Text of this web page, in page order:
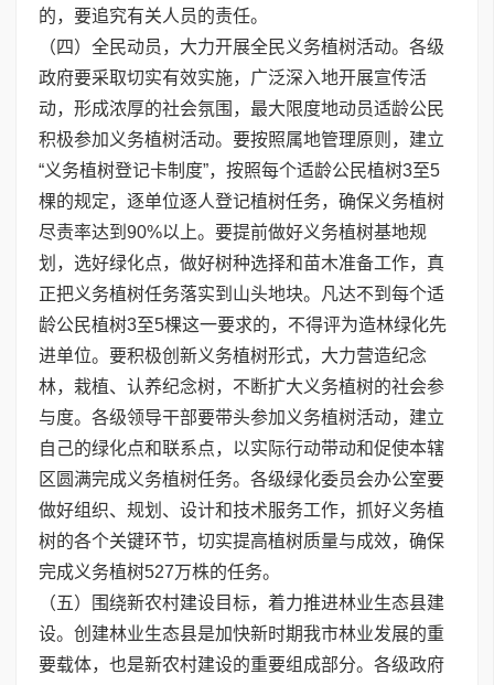
的，要追究有关人员的责任。
（四）全民动员，大力开展全民义务植树活动。各级
政府要采取切实有效实施，广泛深入地开展宣传活
动，形成浓厚的社会氛围，最大限度地动员适龄公民
积极参加义务植树活动。要按照属地管理原则，建立
“义务植树登记卡制度”，按照每个适龄公民植树3至5
棵的规定，逐单位逐人登记植树任务，确保义务植树
尽责率达到90%以上。要提前做好义务植树基地规
划，选好绿化点，做好树种选择和苗木准备工作，真
正把义务植树任务落实到山头地块。凡达不到每个适
龄公民植树3至5棵这一要求的，不得评为造林绿化先
进单位。要积极创新义务植树形式，大力营造纪念
林，栽植、认养纪念树，不断扩大义务植树的社会参
与度。各级领导干部要带头参加义务植树活动，建立
自己的绿化点和联系点，以实际行动带动和促使本辖
区圆满完成义务植树任务。各级绿化委员会办公室要
做好组织、规划、设计和技术服务工作，抓好义务植
树的各个关键环节，切实提高植树质量与成效，确保
完成义务植树527万株的任务。
（五）围绕新农村建设目标，着力推进林业生态县建
设。创建林业生态县是加快新时期我市林业发展的重
要载体，也是新农村建设的重要组成部分。各级政府